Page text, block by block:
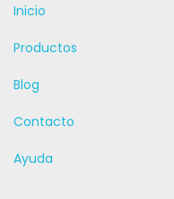
Inicio
Productos
Blog
Contacto
Ayuda